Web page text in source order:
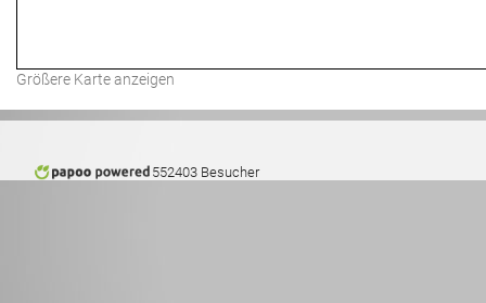
Größere Karte anzeigen
552403 Besucher